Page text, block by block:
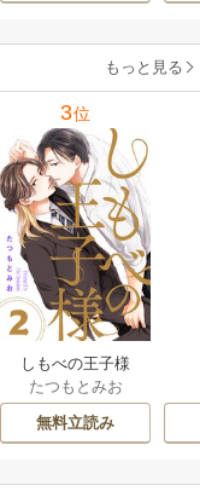
もっと見る
3位
しもべの王子様
【描き下ろしおま
け付き特装版】
たつもとみお
無料立読み